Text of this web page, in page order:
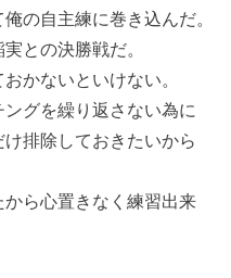
の自主練に巻き込んだ。
との決勝戦だ。
かないといけない。
グを繰り返さない為に
排除しておきたいから
ら心置きなく練習出来